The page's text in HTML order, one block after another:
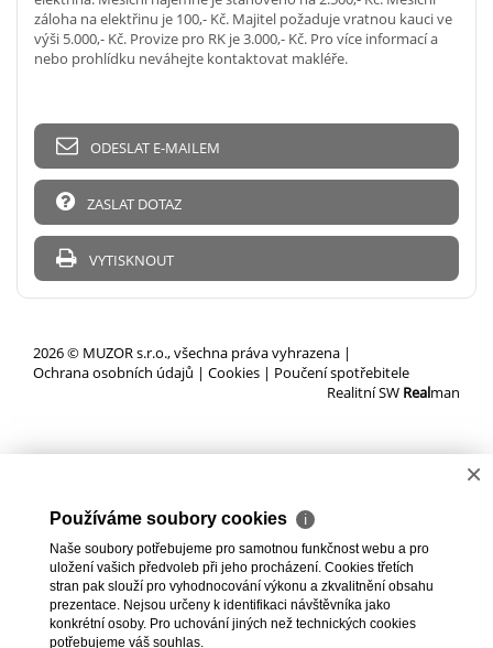
záloha na elektřinu je 100,- Kč. Majitel požaduje vratnou kauci ve
výši 5.000,- Kč. Provize pro RK je 3.000,- Kč. Pro více informací a
nebo prohlídku neváhejte kontaktovat makléře.
ODESLAT E-MAILEM
ZASLAT DOTAZ
VYTISKNOUT
2026 © MUZOR s.r.o., všechna práva vyhrazena |
Ochrana osobních údajů | Cookies | Poučení spotřebitele
Realitní SW Realman
×
Používáme soubory cookies ℹ
Naše soubory potřebujeme pro samotnou funkčnost webu a pro
uložení vašich předvoleb při jeho procházení. Cookies třetích
stran pak slouží pro vyhodnocování výkonu a zkvalitnění obsahu
prezentace. Nejsou určeny k identifikaci návštěvníka jako
konkrétní osoby. Pro uchování jiných než technických cookies
potřebujeme váš souhlas.